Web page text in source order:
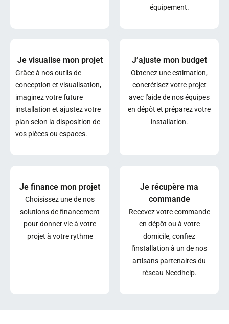
équipement.
Je visualise mon projet
Grâce à nos outils de
conception et visualisation,
imaginez votre future
installation et ajustez votre
plan selon la disposition de
vos pièces ou espaces.
J’ajuste mon budget
Obtenez une estimation,
concrétisez votre projet
avec l'aide de nos équipes
en dépôt et préparez votre
installation.
Je finance mon projet
Choisissez une de nos
solutions de financement
pour donner vie à votre
projet à votre rythme
Je récupère ma
commande
Recevez votre commande
en dépôt ou à votre
domicile, confiez
l'installation à un de nos
artisans partenaires du
réseau Needhelp.